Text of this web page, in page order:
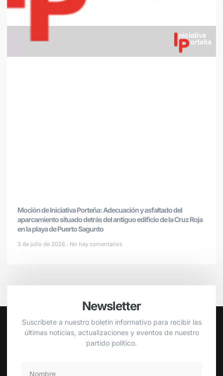
Moción de Iniciativa Porteña: Adecuación y asfaltado del
aparcamiento situado detrás del antiguo edificio de la Cruz Roja
en la playa de Puerto Sagunto
3 de julio de 2026 No hay comentarios
Newsletter
Suscríbete a nuestro boletín informativo para recibir las
últimas noticias, actualizaciones y eventos de nuestro
partido político.